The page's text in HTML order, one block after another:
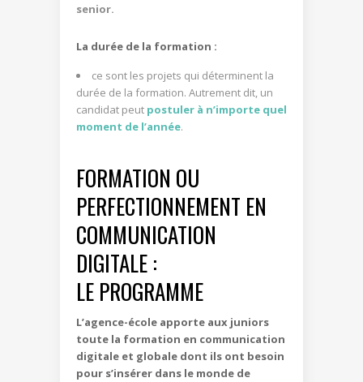
senior.
La durée de la formation :
ce sont les projets qui déterminent la
durée de la formation. Autrement dit, un
candidat peut postuler à n’importe quel
moment de l’année.
FORMATION OU
PERFECTIONNEMENT EN
COMMUNICATION
DIGITALE :
LE PROGRAMME
L’agence-école apporte aux juniors
toute la formation en communication
digitale et globale dont ils ont besoin
pour s’insérer dans le monde de